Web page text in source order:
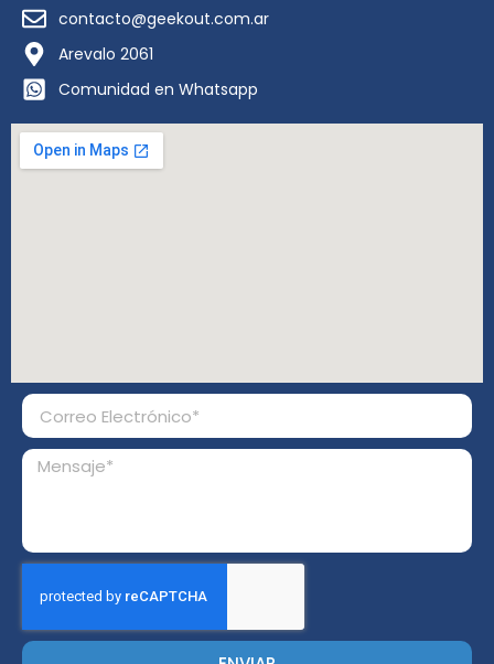
contacto@geekout.com.ar
Arevalo 2061
Comunidad en Whatsapp